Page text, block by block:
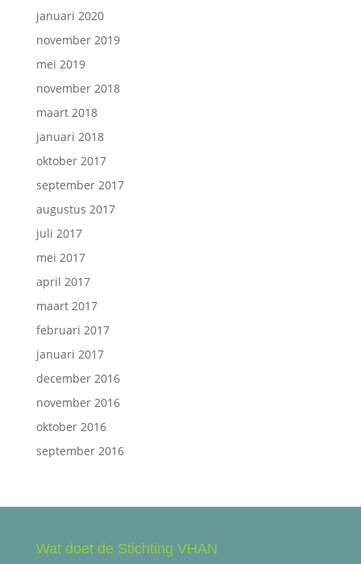
januari 2020
november 2019
mei 2019
november 2018
maart 2018
januari 2018
oktober 2017
september 2017
augustus 2017
juli 2017
mei 2017
april 2017
maart 2017
februari 2017
januari 2017
december 2016
november 2016
oktober 2016
september 2016
Wat doet de Stichting VHAN